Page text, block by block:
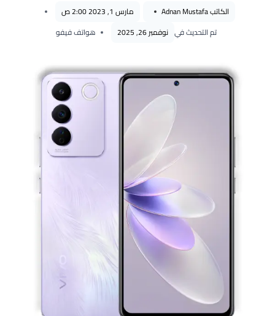
الكاتبAdnan Mustafa
مارس 1, 2023 2:00 ص
تم التحديث في نوفمبر 26, 2025 هواتف فيفو